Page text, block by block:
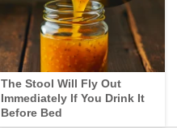
The Stool Will Fly Out
Immediately If You Drink It
Before Bed